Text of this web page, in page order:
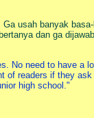
usah banyak
dan ga
No need to have a
of readers if they
high school."